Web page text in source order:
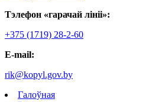
Тэлефон «гарачай лініі»:
+375 (1719) 28-2-60
E-mail:
rik@kopyl.gov.by
Галоўная